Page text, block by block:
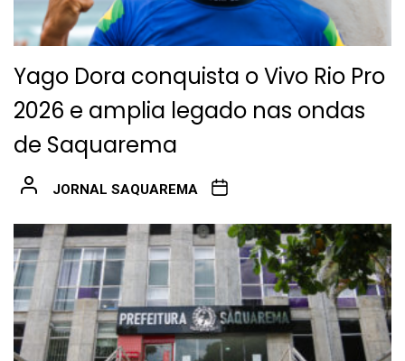
Yago Dora conquista o Vivo Rio Pro
2026 e amplia legado nas ondas
de Saquarema
JORNAL SAQUAREMA